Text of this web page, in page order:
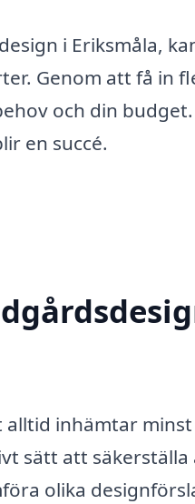
i Eriksmåla,
Genom att få in
och din
en succé.
inhämtar
sätt att säkerställa
olika